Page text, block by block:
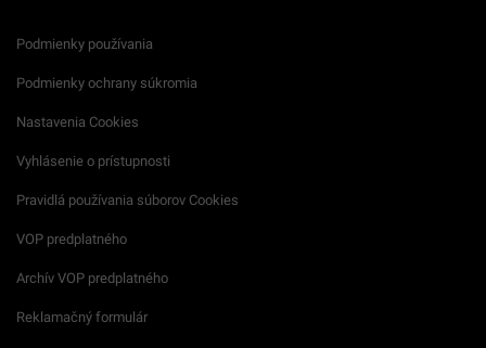
Podmienky používania
Podmienky ochrany súkromia
Nastavenia Cookies
Vyhlásenie o prístupnosti
Pravidlá používania súborov Cookies
VOP predplatného
Archív VOP predplatného
Reklamačný formulár